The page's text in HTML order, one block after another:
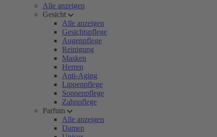
Alle anzeigen
Gesicht
Alle anzeigen
Gesichtspflege
Augenpflege
Reinigung
Masken
Herren
Anti-Aging
Lippenpflege
Sonnenpflege
Zahnpflege
Parfum
Alle anzeigen
Damen